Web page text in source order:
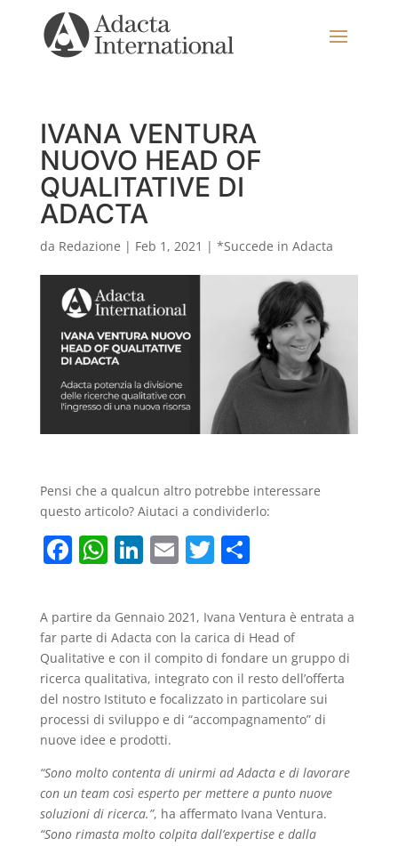
IVANA VENTURA
NUOVO HEAD OF
QUALITATIVE DI
ADACTA
da Redazione | Feb 1, 2021 | *Succede in Adacta
Pensi che a qualcun altro potrebbe interessare
questo articolo? Aiutaci a condividerlo:
F
c
e
b
o
o
k
W
at
s
A
p
p
Li
k
e
dI
n
E
ai
l
T
itt
er
C
n
di
vi
di
A partire da Gennaio 2021, Ivana Ventura è entrata a
far parte di Adacta con la carica di Head of
Qualitative e con il compito di fondare un gruppo di
ricerca qualitativa, integrato con il resto dell’offerta
del nostro Istituto e focalizzato in particolare sui
processi di sviluppo e di “accompagnamento” di
nuove idee e prodotti.
“Sono molto contenta di unirmi ad Adacta e di lavorare
con un team così esperto per mettere a punto nuove
soluzioni di ricerca.”, ha affermato Ivana Ventura.
“Sono rimasta molto colpita dall’expertise e dalla